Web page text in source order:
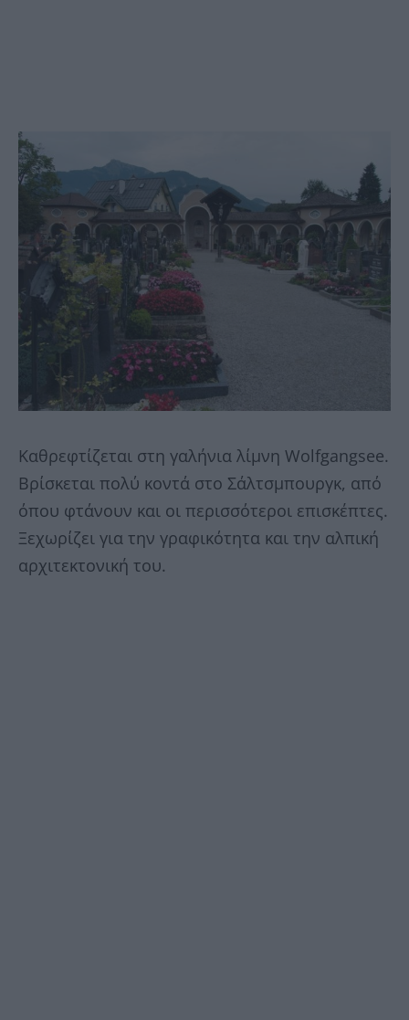
Καθρεφτίζεται στη γαλήνια λίμνη Wolfgangsee.
Βρίσκεται πολύ κοντά στο Σάλτσμπουργκ, από
όπου φτάνουν και οι περισσότεροι επισκέπτες.
Ξεχωρίζει για την γραφικότητα και την αλπική
αρχιτεκτονική του.